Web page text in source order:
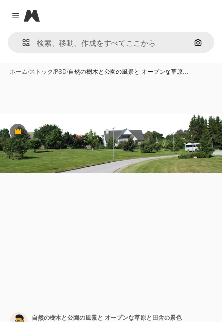
Close menu
Magnific
画像で
ホーム/ストック/PSD/自然の樹木と公園の風景と オープンな草原…
Premium
自然の樹木と公園の風景と オープンな草原と田舎の景色